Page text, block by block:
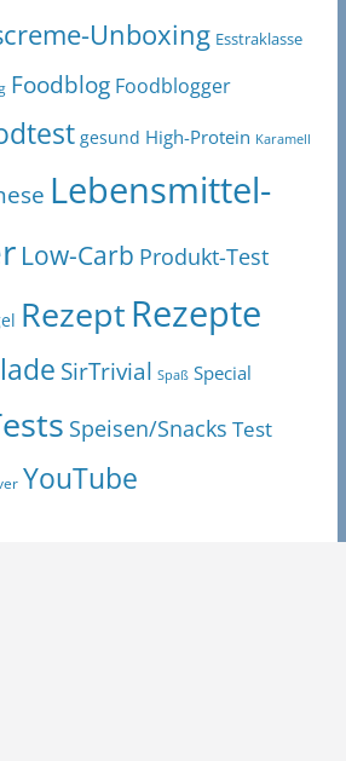
Unboxing Esstraklasse
Foodblog Foodblogger
gesund High-Protein Karamell
Lebensmittel-
Low-Carb Produkt-Test
RezeptRezepte
SirTrivial Spaß Special
Speisen/Snacks Test
YouTube